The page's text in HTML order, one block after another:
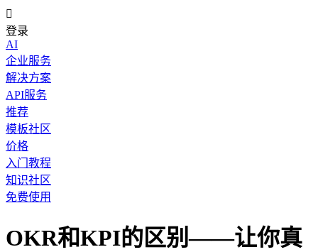

登录
AI
企业服务
解决方案
API服务
推荐
模板社区
价格
入门教程
知识社区
免费使用
OKR和KPI的区别——让你真